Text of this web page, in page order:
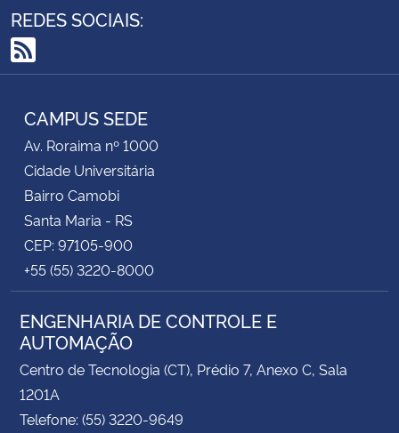
REDES SOCIAIS:
RSS
CAMPUS SEDE
Av. Roraima nº 1000
Cidade Universitária
Bairro Camobi
Santa Maria - RS
CEP: 97105-900
+55 (55) 3220-8000
ENGENHARIA DE CONTROLE E
AUTOMAÇÃO
Centro de Tecnologia (CT), Prédio 7, Anexo C, Sala
1201A
Telefone: (55) 3220-9649